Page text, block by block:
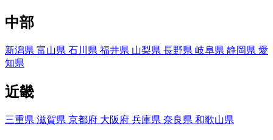
中部
新潟県 富山県 石川県 福井県 山梨県 長野県 岐阜県 静岡県 愛
知県
近畿
三重県 滋賀県 京都府 大阪府 兵庫県 奈良県 和歌山県